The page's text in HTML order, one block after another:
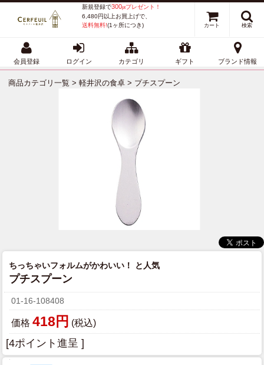
新規登録で300ptプレゼント！
6,480円以上お買上げで、
送料無料!(1ヶ所につき) 検索
カート
会員登録 ログイン カテゴリ ギフト ブランド情報
商品カテゴリ一覧 > 軽井沢の食卓> プチスプーン
ちっちゃいフォルムがかわいい！ と人気
プチスプーン
01-16-108408
価格 418円 (税込)
[4ポイント進呈 ]